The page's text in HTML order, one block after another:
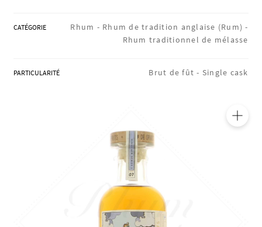
BLOG
CATÉGORIE Rhum - Rhum de tradition anglaise (Rum) -
Rhum traditionnel de mélasse
PARTICULARITÉ Brut de fût - Single cask